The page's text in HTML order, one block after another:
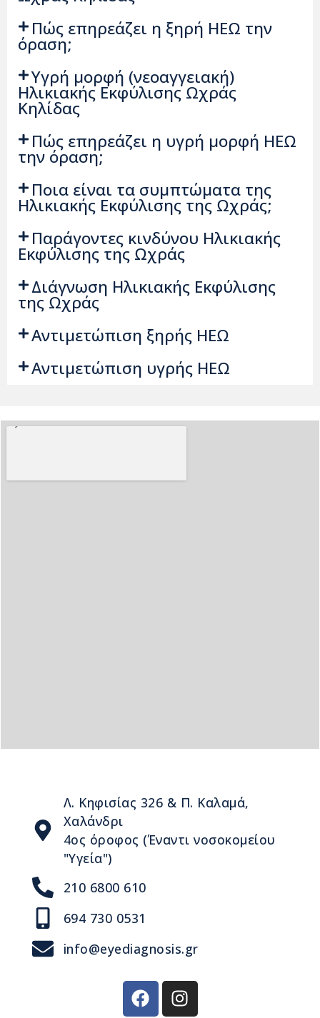
Πώς επηρεάζει η ξηρή ΗΕΩ την
όραση;
Υγρή μορφή (νεοαγγειακή)
Ηλικιακής Εκφύλισης Ωχράς
Κηλίδας
Πώς επηρεάζει η υγρή μορφή ΗΕΩ
την όραση;
Ποια είναι τα συμπτώματα της
Ηλικιακής Εκφύλισης της Ωχράς;
Παράγοντες κινδύνου Ηλικιακής
Εκφύλισης της Ωχράς
Διάγνωση Ηλικιακής Εκφύλισης
της Ωχράς
Αντιμετώπιση ξηρής ΗΕΩ
Αντιμετώπιση υγρής ΗΕΩ
Λ. Κηφισίας 326 & Π. Καλαμά,
Χαλάνδρι
4ος όροφος (Έναντι νοσοκομείου
"Υγεία")
210 6800 610
694 730 0531
info@eyediagnosis.gr